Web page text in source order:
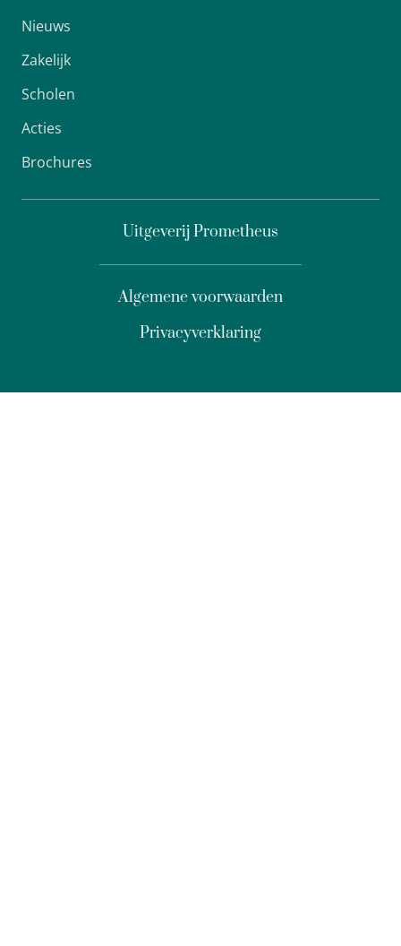
Nieuws
Zakelijk
Scholen
Acties
Brochures
Uitgeverij Prometheus
Privacyverklaring
Algemene voorwaarden